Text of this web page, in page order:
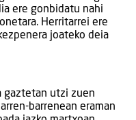
ere gonbidatu nahi
Herritarrei ere
joateko deia
gaztetan utzi zuen
barrenean eraman